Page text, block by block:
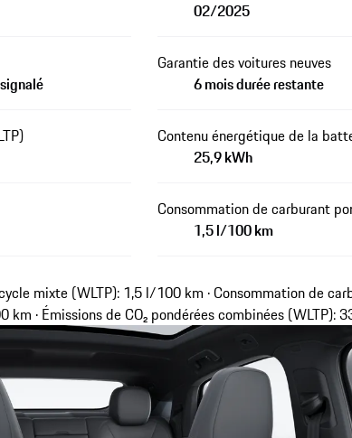
02/2025
Garantie des voitures neuves
6 mois durée restante
Contenu énergétique de la
25,9 kWh
Consommation de carburant
1,5 l/100 km
mixte (WLTP): 1,5 l/100 km · Consommation de
· Émissions de CO₂ pondérées combinées (WLTP):